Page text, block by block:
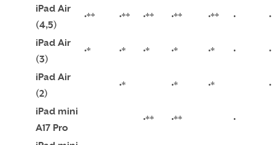
iPad Air
(4,5)
•** •** •** •** •** • •
iPad Air
(3)
•* •* •* •* •* • •
iPad Air
(2)
•* •* •* •
iPad mini
A17 Pro
•** •** •